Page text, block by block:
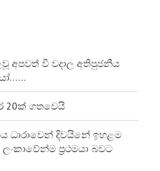
අපවත් වී වදාල අතිපුජනීය
20ක් ගතවෙයි
ධාරාවෙන් දිවයිනේ ඉහළම
ප්‍රථමයා බවට